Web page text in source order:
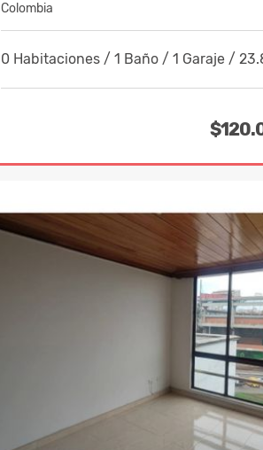
Colombia
0 Habitaciones / 1 Baño / 1 Garaje /